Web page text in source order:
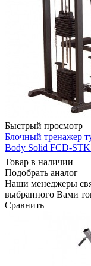
Быстрый просмотр
Блочный тренажер
Body Solid FCD-STK
Товар в наличии
Подобрать аналог
Наши менеджеры
выбранного Вами
Сравнить